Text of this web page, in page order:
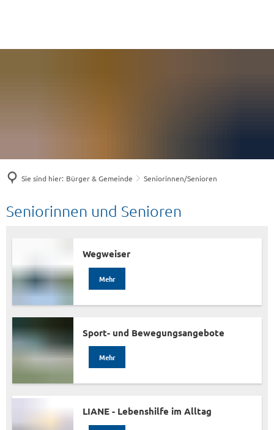
Sie sind hier: Bürger & Gemeinde Seniorinnen/Senioren
Seniorinnen/Senioren
Seniorinnen und Senioren
Wegweiser
Mehr
Sport- und Bewegungsangebote
Mehr
LIANE - Lebenshilfe im Alltag